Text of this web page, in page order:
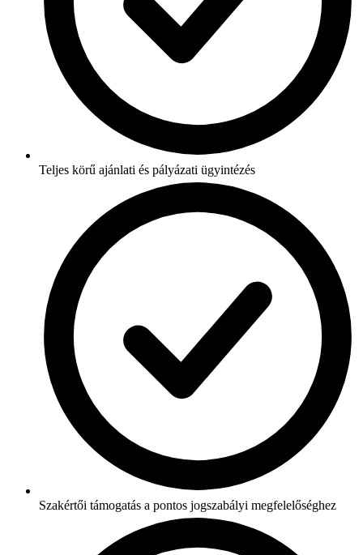
Teljes körű ajánlati és pályázati ügyintézés
Szakértői támogatás a pontos jogszabályi megfelelőséghez